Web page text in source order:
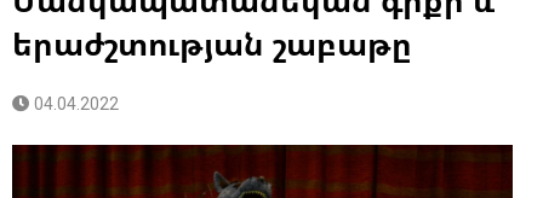
երաժշտության շաբաթը
04.04.2022